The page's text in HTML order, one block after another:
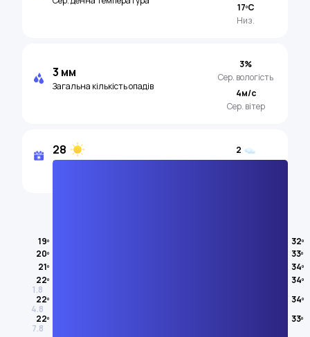
17ºC
Низ.
3 мм
Загальна кількість опадів
3%
Сер. вологість
4м/с
Сер. вітер
28
Кількість сонячних днів
2
Кількість
19º 32º
1.8
20º 33º
4.8
21º 34º
7.8
22º 34º
22º 34º
22º 33º